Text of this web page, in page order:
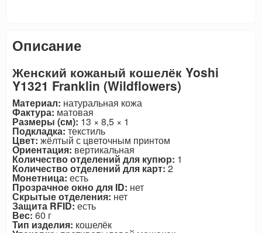
Описание
Женский кожаный кошелёк Yoshi
Y1321 Franklin (Wildflowers)
Материал: натуральная кожа
Фактура: матовая
Размеры (см): 13 × 8,5 × 1
Подкладка: текстиль
Цвет: жёлтый с цветочным принтом
Ориентация: вертикальная
Количество отделений для купюр: 1
Количество отделений для карт:2
Монетница: есть
Прозрачное окно для ID: нет
Скрытые отделения: нет
Защита RFID:есть
Вес: 60 г
Тип изделия: кошелёк